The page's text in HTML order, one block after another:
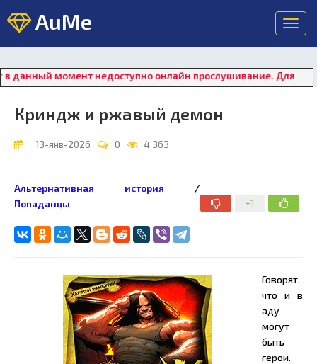
AuMe
момент недоступно онлайн прослушивание. Для
Криндж и ржавый демон
13-янв-2026 0 4 363
+1
Альтернативная история /
Попаданцы
Говорят,
что и в
аду
могут
быть
герои.